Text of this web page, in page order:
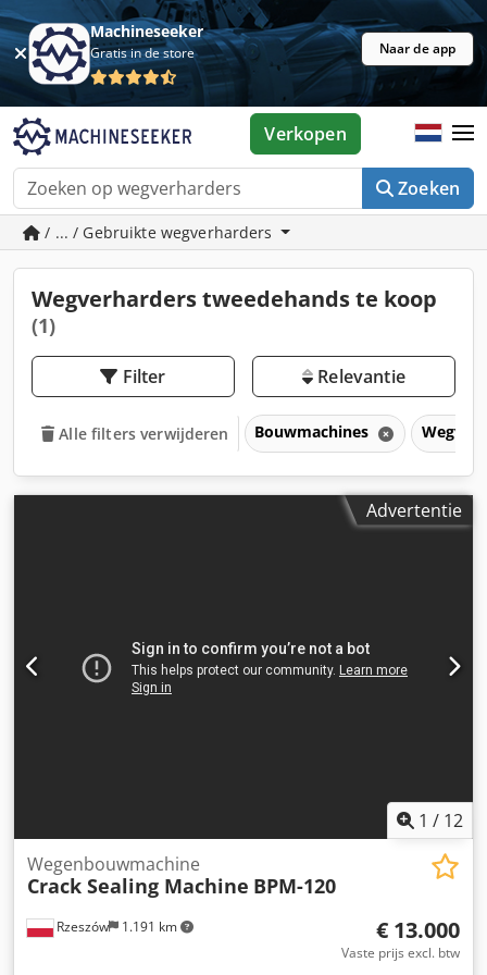
Machineseeker
Gratis in de store Naar de app
Zoeken
Verkopen
/ ... / Gebruikte wegverharders
Wegverharders tweedehands te koop
(1)
Filter Relevantie
Alle filters verwijderen Bouwmachines
Advertentie
1 / 12
Rzeszów 1.191 km
Wegenbouwmachine
Crack Sealing Machine BPM-120
€ 13.000
Vaste prijs excl. btw